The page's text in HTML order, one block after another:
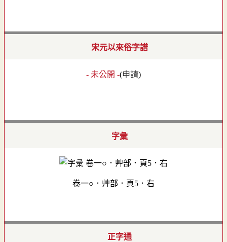
宋元以來俗字譜
- 未公開 -(申請)
字彙
卷一○．艸部．頁5．右
正字通